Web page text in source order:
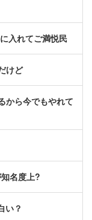
入れてご満悦民
けど
から今でもやれて
名度上?
い？